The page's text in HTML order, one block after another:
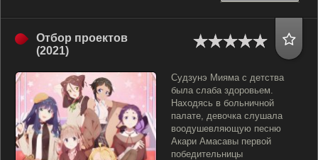
Отбор проектов
(2021)
Судзунэ Мияма с детства
была слаба здоровьем.
Находясь в больничной
палате, девочка слушала
воодушевляющую песню
Акари Амасавы первой
победительницы